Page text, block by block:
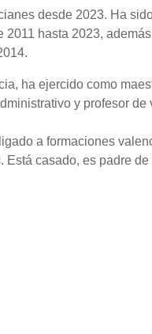
desde 2023. Ha
hasta 2023,
ha ejercido como
y profesor de
a formaciones
casado, es padre